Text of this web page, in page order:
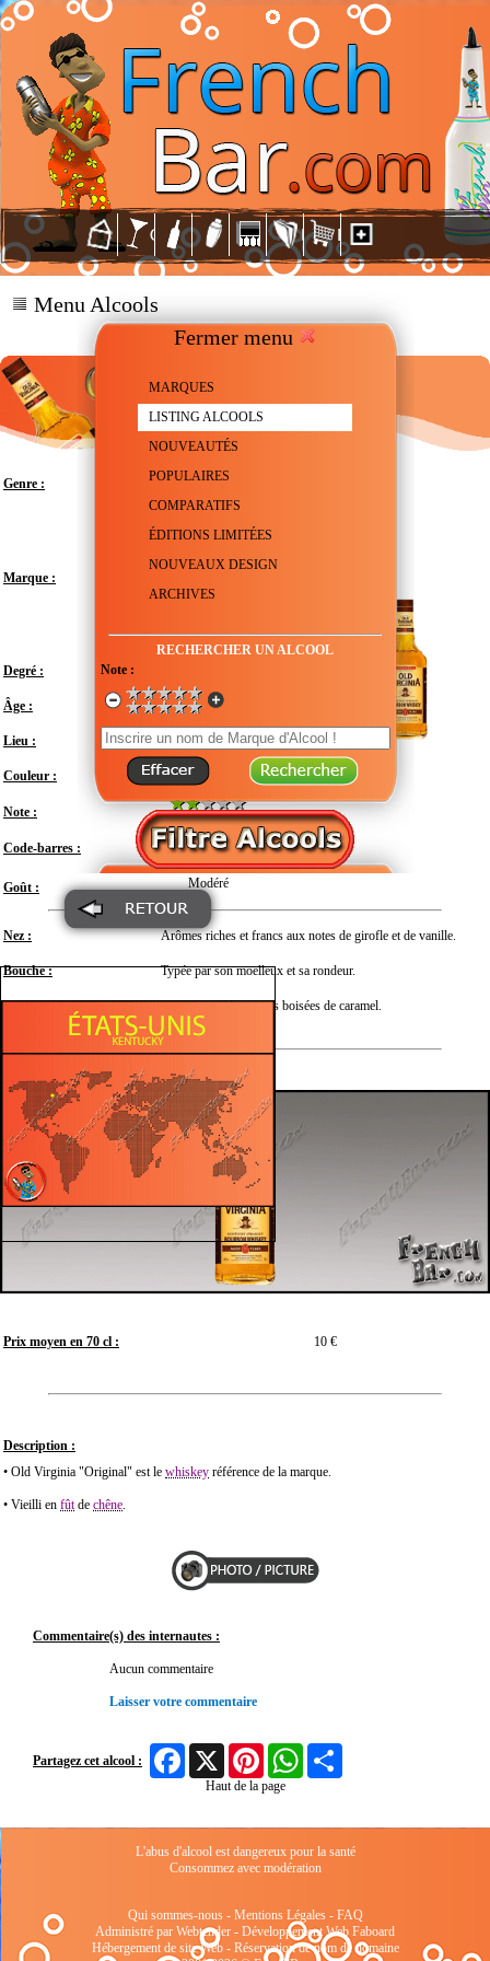
Fermer menu
MARQUES
LISTING ALCOOLS
NOUVEAUTÉS
POPULAIRES
COMPARATIFS
ÉDITIONS LIMITÉES
NOUVEAUX DESIGN
ARCHIVES
RECHERCHER UN ALCOOL
Note :
Menu Alcools
Genre : Whiskey - Bourbon
Marque :
Degré :
Âge : 6 ans
Lieu : États-Unis - Kentucky
Couleur :
Note :
Code-barres : 3147699105412
Goût : Modéré
Nez : Arômes riches et francs aux notes de girofle et de vanille.
Bouche : Typée par son moelleux et sa rondeur.
Finale : Intense, avec des notes boisées de caramel.
Prix moyen en 70 cl : 10 €
Description :
• Old Virginia "Original" est le whiskey référence de la marque.
• Vieilli en fûtde chêne.
Commentaire(s) des internautes :
Aucun commentaire
Laisser votre commentaire
Partagez cet alcool :
FacebookX Pinterest WhatsApp
Haut de la page
L'abus d'alcool est dangereux pour la santé
Consommez avec modération
Qui sommes-nous- Mentions Légales- FAQ
Administré par Webtender - Développement Web Faboard
Hébergement de site Web- Réservation de nom de domaine